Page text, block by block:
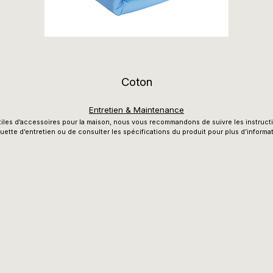
Coton
Entretien & Maintenance
d’accessoires pour la maison, nous vous recommandons de suivre les
d’entretien ou de consulter les spécifications du produit pour plus